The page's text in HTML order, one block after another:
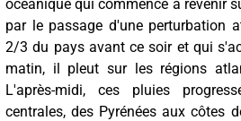
océanique qui commence à revenir
par le passage d'une perturbation
2/3 du pays avant ce soir et qui
matin, il pleut sur les régions
L'après-midi, ces pluies
centrales, des Pyrénées aux côtes